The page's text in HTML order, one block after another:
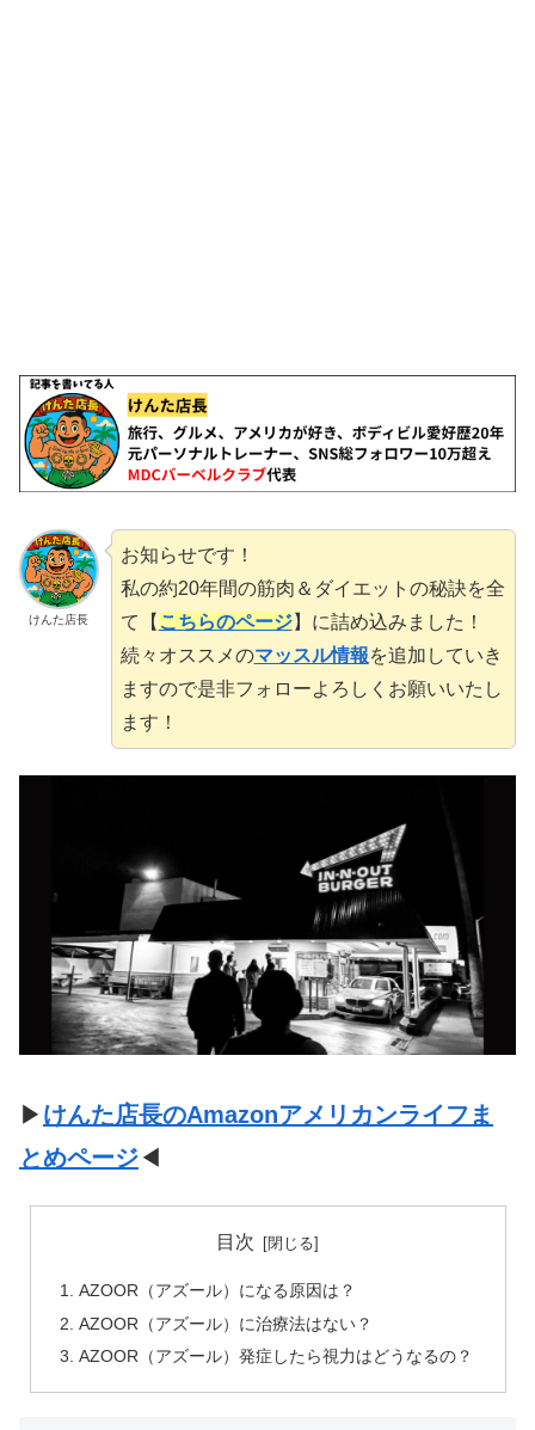
けんた店長
お知らせです！
私の約20年間の筋肉＆ダイエットの秘訣を全
て【 こちらのページ】に詰め込みました！
続々オススメのマッスル情報を追加していき
ますので是非フォローよろしくお願いいたし
ます！
▶ けんた店長のAmazonアメリカンライフま
とめページ◀
目次
AZOOR（アズール）になる原因は？
AZOOR（アズール）に治療法はない？
AZOOR（アズール）発症したら視力はどうなるの？